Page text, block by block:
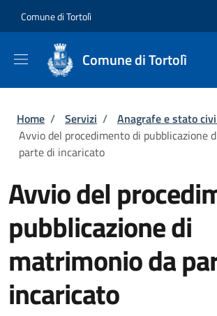
Comune di Tortolì
Comune di Tortolì
Briciole di pane
Home / Servizi / Anagrafe e stato
Avvio del procedimento di pubblicazione
parte di incaricato
Avvio del
pubblicazione di
matrimonio da
incaricato